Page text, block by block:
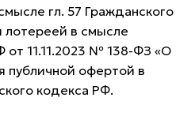
гл. 57 Гражданского
лотереей в смысле
от 11.11.2023 № 138-ФЗ «О
публичной офертой в
кодекса РФ.